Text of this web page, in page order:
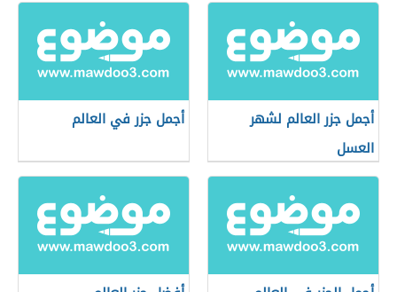
أجمل جزر العالم لشهر
العسل
أجمل جزر في العالم